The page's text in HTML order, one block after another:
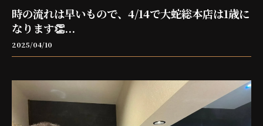
時の流れは早いもので、4/14で大蛇総本店は1歳に
なります👏...
2025/04/10